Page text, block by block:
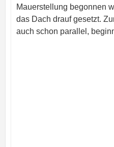
Mauerstellung begonnen
das Dach drauf gesetzt.
auch schon parallel,